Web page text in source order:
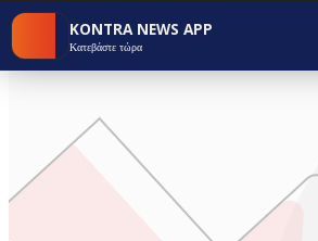
KONTRA NEWS APP
Κατεβάστε τώρα